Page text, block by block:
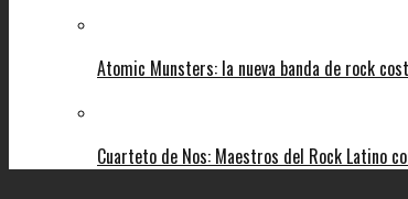
Atomic Munsters: la nueva banda de rock
Cuarteto de Nos: Maestros del Rock Latino